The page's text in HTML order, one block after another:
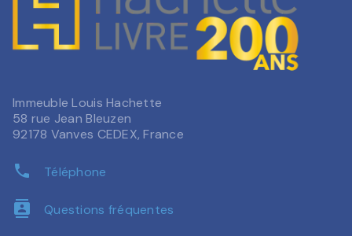
Immeuble Louis Hachette
58 rue Jean Bleuzen
92178 Vanves CEDEX, France
phone Téléphone
contacts Questions fréquentes